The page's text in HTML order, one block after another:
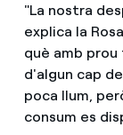
"La nostra
explica la
què amb
d'algun cap
poca llum,
consum es